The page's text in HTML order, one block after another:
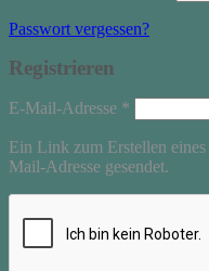
Passwort vergessen?
Registrieren
E-Mail-Adresse *
Ein Link zum Erstellen
Mail-Adresse gesendet.